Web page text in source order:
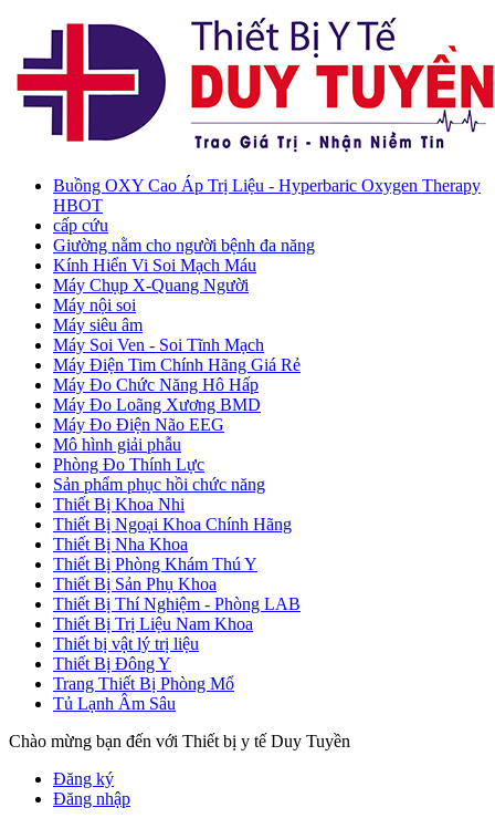
Buồng OXY Cao Áp Trị Liệu - Hyperbaric Oxygen Therapy
HBOT
cấp cứu
Giường nằm cho người bệnh đa năng
Kính Hiển Vi Soi Mạch Máu
Máy Chụp X-Quang Người
Máy nội soi
Máy siêu âm
Máy Soi Ven - Soi Tĩnh Mạch
Máy Điện Tim Chính Hãng Giá Rẻ
Máy Đo Chức Năng Hô Hấp
Máy Đo Loãng Xương BMD
Máy Đo Điện Não EEG
Mô hình giải phẫu
Phòng Đo Thính Lực
Sản phẩm phục hồi chức năng
Thiết Bị Khoa Nhi
Thiết Bị Ngoại Khoa Chính Hãng
Thiết Bị Nha Khoa
Thiết Bị Phòng Khám Thú Y
Thiết Bị Sản Phụ Khoa
Thiết Bị Thí Nghiệm - Phòng LAB
Thiết Bị Trị Liệu Nam Khoa
Thiết bị vật lý trị liệu
Thiết Bị Đông Y
Trang Thiết Bị Phòng Mổ
Tủ Lạnh Âm Sâu
Chào mừng bạn đến với Thiết bị y tế Duy Tuyền
Đăng ký
Đăng nhập